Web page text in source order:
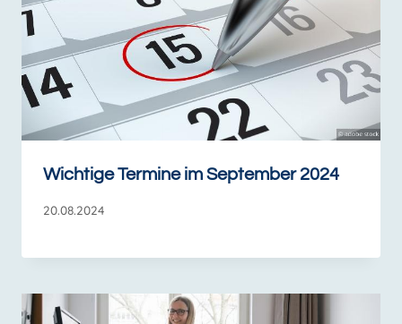
Wichtige Termine im September 2024
20.08.2024